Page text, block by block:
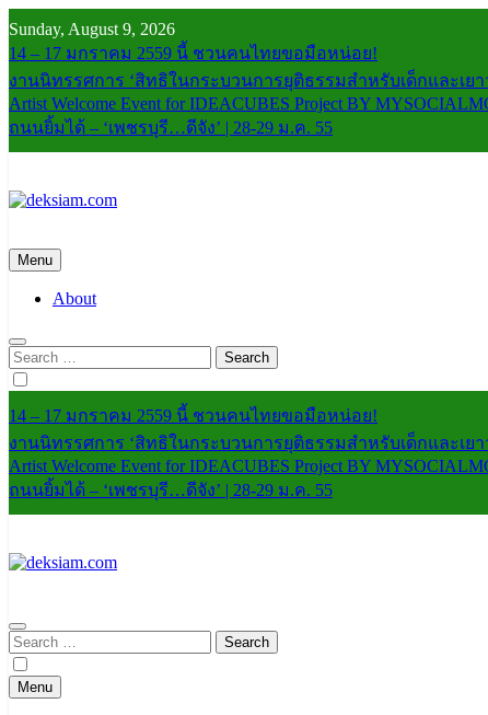
to
content
Sunday, August 9, 2026
14 – 17 มกราคม 2559 นี้ ชวนคนไทยขอมือหน่อย!
งานนิทรรศการ ‘สิทธิในกระบวนการยุติธรรมสำหรับเด็กและเ
Artist Welcome Event for IDEACUBES Project BY
ถนนยิ้มได้ – ‘เพชรบุรี…ดีจัง’ | 28-29 ม.ค. 55
Menu
About
Search
for:
14 – 17 มกราคม 2559 นี้ ชวนคนไทยขอมือหน่อย!
งานนิทรรศการ ‘สิทธิในกระบวนการยุติธรรมสำหรับเด็กและเ
Artist Welcome Event for IDEACUBES Project BY
ถนนยิ้มได้ – ‘เพชรบุรี…ดีจัง’ | 28-29 ม.ค. 55
Search
for:
Menu